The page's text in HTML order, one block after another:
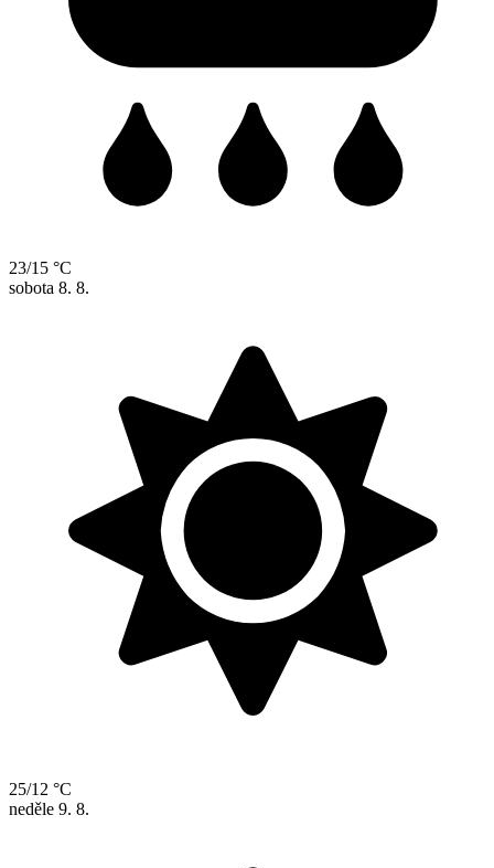
23/15 °C
sobota 8. 8.
25/12 °C
neděle 9. 8.